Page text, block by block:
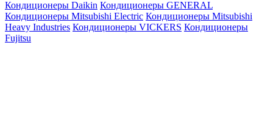
Кондиционеры Daikin Кондиционеры GENERAL
Кондиционеры Mitsubishi Electric Кондиционеры Mitsubishi
Heavy Industries Кондиционеры VICKERS Кондиционеры
Fujitsu